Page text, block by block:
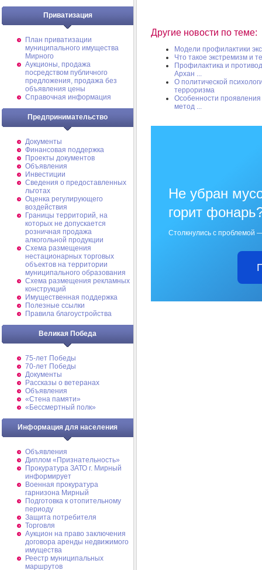
Приватизация
План приватизации
муниципального имущества
Мирного
Аукционы, продажа
посредством публичного
предложения, продажа без
объявления цены
Справочная информация
Предпринимательство
Документы
Финансовая поддержка
Проекты документов
Объявления
Инвестиции
Сведения о предоставленных
льготах
Оценка регулирующего
воздействия
Границы территорий, на
которых не допускается
розничная продажа
алкогольной продукции
Схема размещения
нестационарных торговых
объектов на территории
муниципального образования
Схема размещения рекламных
конструкций
Имущественная поддержка
Полезные ссылки
Правила благоустройства
Великая Победа
75-лет Победы
70-лет Победы
Документы
Рассказы о ветеранах
Объявления
«Стена памяти»
«Бессмертный полк»
Информация для населения
Объявления
Диплом «Признательность»
Прокуратура ЗАТО г. Мирный
информирует
Военная прокуратура
гарнизона Мирный
Подготовка к отопительному
периоду
Защита потребителя
Торговля
Аукцион на право заключения
договора аренды недвижимого
имущества
Реестр муниципальных
маршрутов
Другие новости по теме:
Модели профилактики
Что такое экстремизм и
Профилактика и
Архан ...
О политической
терроризма
Особенности
метод ...
Не убран
горит
Столкнулись с проблемой